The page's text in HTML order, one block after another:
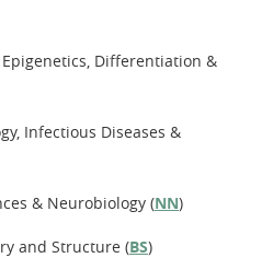
Epigenetics, Differentiation &
Infectious Diseases &
& Neurobiology (NN)
and Structure (BS)